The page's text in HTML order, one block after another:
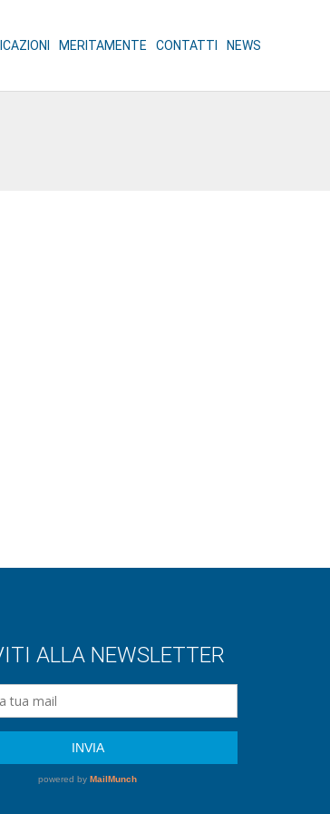
MERITAMENTE CONTATTI NEWS
ALLA NEWSLETTER